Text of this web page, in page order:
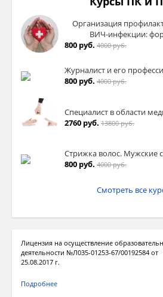
Организация
ВИЧ-инфекции:
800 руб. 4000 руб.
Журналист и его
800 руб. 4000 руб.
Специалист в области
2760 руб. 13800 руб.
Стрижка волос. Мужские
800 руб. 4000 руб.
Смотреть все
Лицензия на осуществление
деятельности №Л035-01253-67/00192584 от
25.08.2017 г.
Подробнее